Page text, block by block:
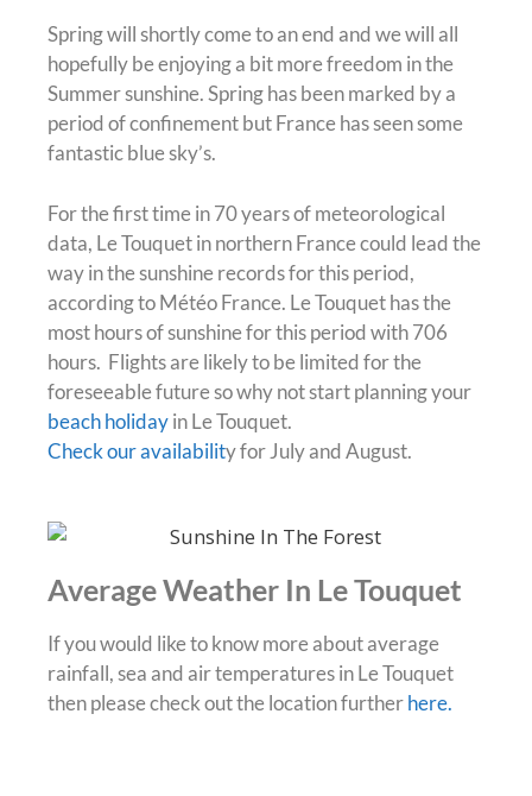
Spring will shortly come to an end and we will all
hopefully be enjoying a bit more freedom in the
Summer sunshine. Spring has been marked by a
period of confinement but France has seen some
fantastic blue sky’s.
For the first time in 70 years of meteorological
data, Le Touquet in northern France could lead the
way in the sunshine records for this period,
according to Météo France. Le Touquet has the
most hours of sunshine for this period with 706
hours. Flights are likely to be limited for the
foreseeable future so why not start planning your
beach holidayin Le Touquet.
Check our availability for July and August.
Average Weather In Le Touquet
If you would like to know more about average
rainfall, sea and air temperatures in Le Touquet
then please check out the location furtherhere.